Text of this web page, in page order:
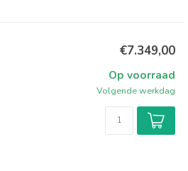
€7.349,00
Op voorraad
Volgende werkdag